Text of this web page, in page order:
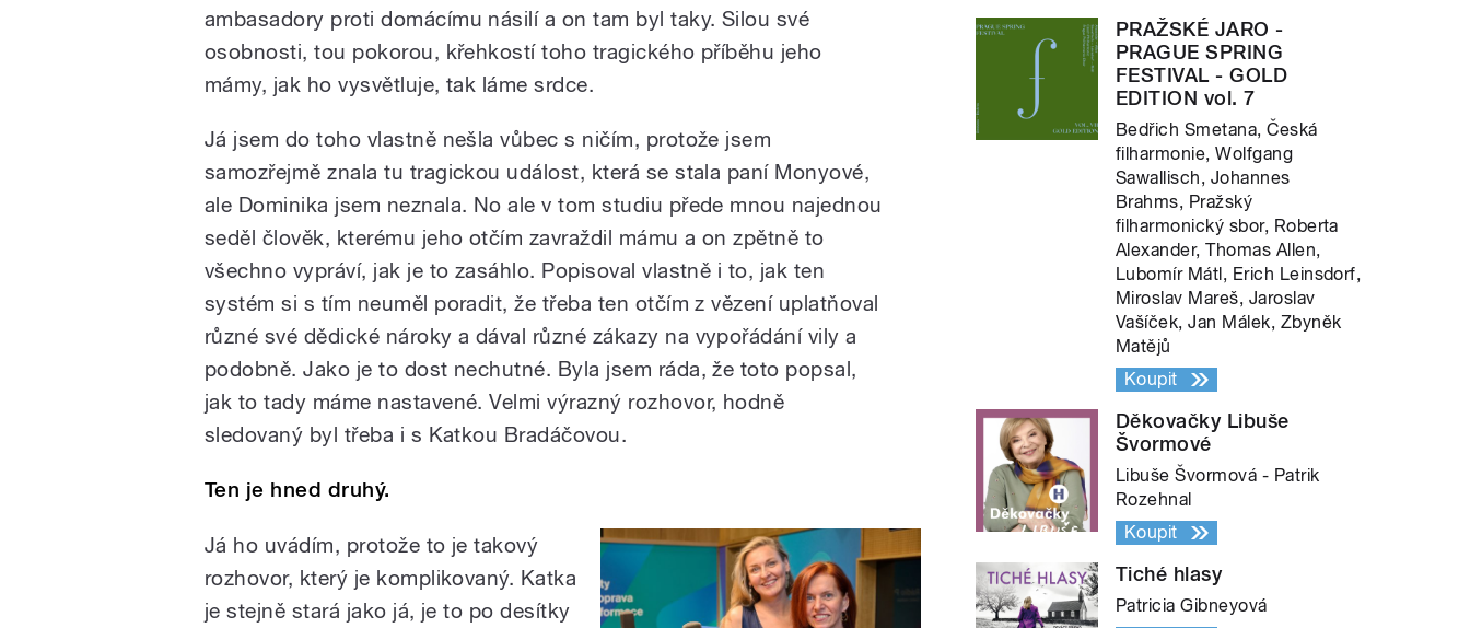
ambasadory proti domácímu násilí a on tam byl taky. Silou své
osobnosti, tou pokorou, křehkostí toho tragického příběhu jeho
mámy, jak ho vysvětluje, tak láme srdce.
Já jsem do toho vlastně nešla vůbec s ničím, protože jsem
samozřejmě znala tu tragickou událost, která se stala paní Monyové,
ale Dominika jsem neznala. No ale v tom studiu přede mnou najednou
seděl člověk, kterému jeho otčím zavraždil mámu a on zpětně to
všechno vypráví, jak je to zasáhlo. Popisoval vlastně i to, jak ten
systém si s tím neuměl poradit, že třeba ten otčím z vězení uplatňoval
různé své dědické nároky a dával různé zákazy na vypořádání vily a
podobně. Jako je to dost nechutné. Byla jsem ráda, že toto popsal,
jak to tady máme nastavené. Velmi výrazný rozhovor, hodně
sledovaný byl třeba i s Katkou Bradáčovou.
Ten je hned druhý.
Já ho uvádím, protože to je takový
rozhovor, který je komplikovaný. Katka
je stejně stará jako já, je to po desítky
PRAŽSKÉ JARO -
PRAGUE SPRING
FESTIVAL - GOLD
EDITION vol. 7
Bedřich Smetana, Česká
filharmonie, Wolfgang
Sawallisch, Johannes
Brahms, Pražský
filharmonický sbor, Roberta
Alexander, Thomas Allen,
Lubomír Mátl, Erich Leinsdorf,
Miroslav Mareš, Jaroslav
Vašíček, Jan Málek, Zbyněk
Matějů
Koupit
Děkovačky Libuše
Švormové
Libuše Švormová - Patrik
Rozehnal
Koupit
Tiché hlasy
Patricia Gibneyová